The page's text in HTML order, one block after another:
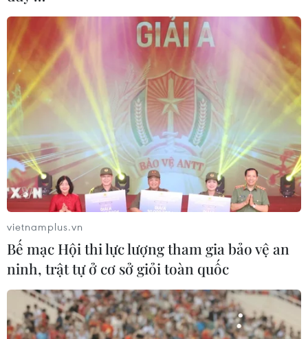
vietnamplus.vn
Bế mạc Hội thi lực lượng tham gia bảo vệ an
ninh, trật tự ở cơ sở giỏi toàn quốc